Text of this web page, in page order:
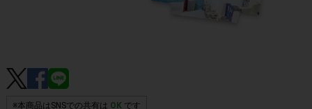
※本商品はSNSでの共有は OKです